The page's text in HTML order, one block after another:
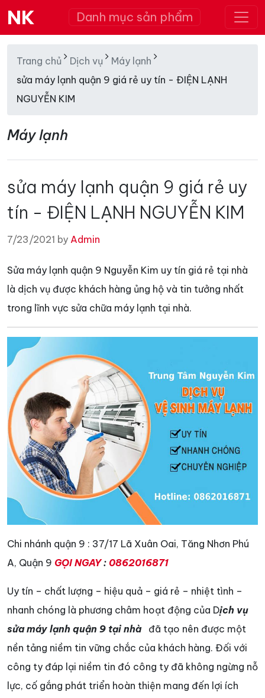
NK Danh mục sản phẩm
Trang chủ Dịch vụ
Máy lạnh
sửa máy lạnh quận 9 giá rẻ uy tín - ĐIỆN LẠNH
NGUYỄN KIM
Máy lạnh
sửa máy lạnh quận 9 giá rẻ uy
tín - ĐIỆN LẠNH NGUYỄN KIM
7/23/2021 by Admin
Sửa máy lạnh quận 9 Nguyễn Kim uy tín giá rẻ tại nhà
là dịch vụ được khách hàng ủng hộ và tin tưởng nhất
trong lĩnh vực sửa chữa máy lạnh tại nhà.
Chi nhánh quận 9 : 37/17 Lã Xuân Oai, Tăng Nhơn Phú
A, Quận 9 GỌI NGAY: 0862016871
Uy tín – chất lượng – hiệu quả – giá rẻ – nhiệt tình –
nhanh chóng là phương châm hoạt động của Dịch vụ
sửa máy lạnh quận 9 tại nhà đã tạo nên được một
nền tảng niềm tin vững chắc của khách hàng. Đối với
công ty đáp lại niềm tin đó công ty đã không ngừng nỗ
lực, cố gắng phát triển hoàn thiện mang đến lợi ích